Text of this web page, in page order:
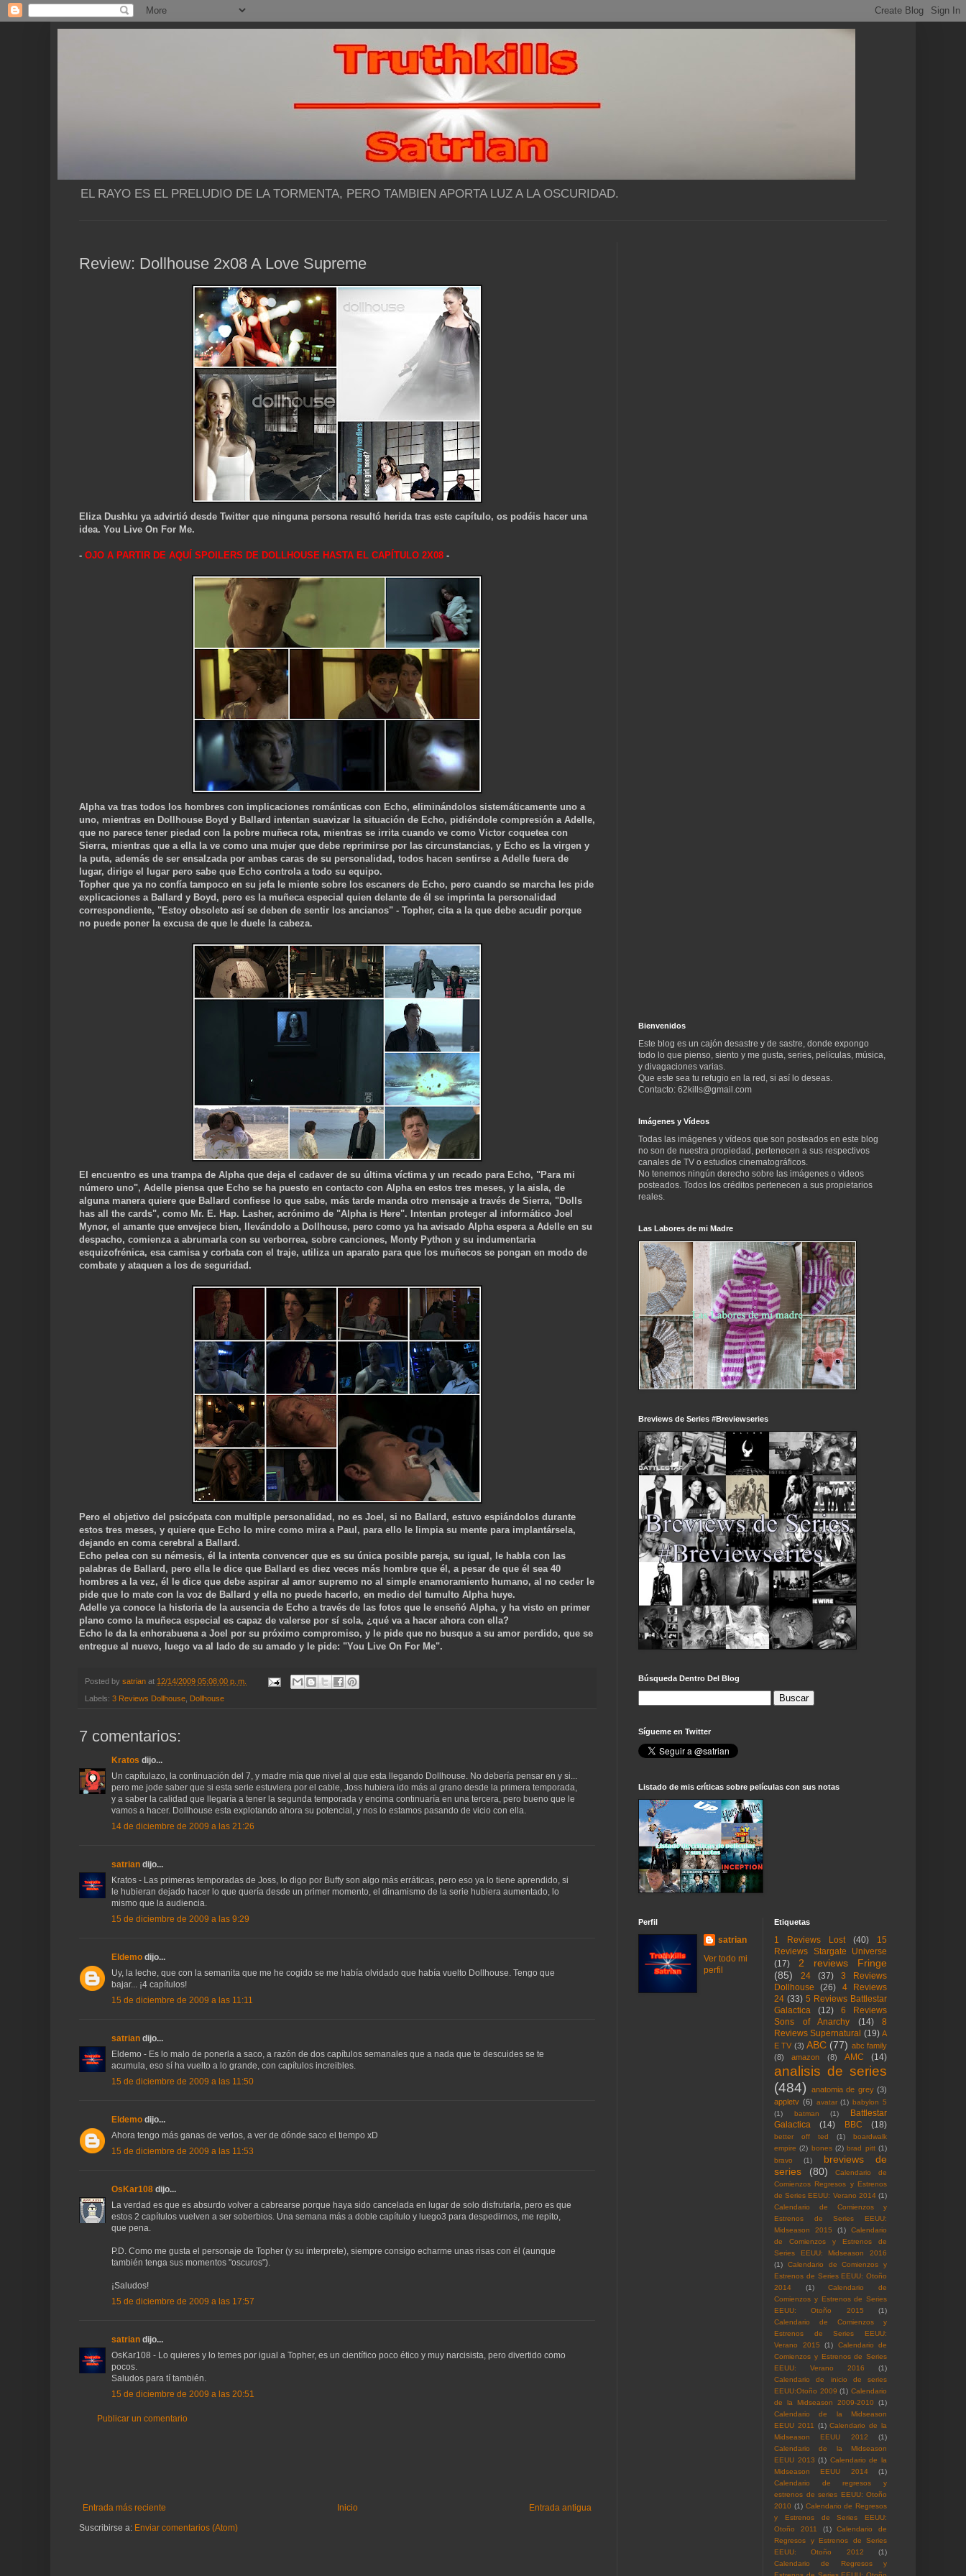
EL RAYO ES EL PRELUDIO DE LA TORMENTA, PERO TAMBIEN APORTA LUZ A LA OSCURIDAD.
Review: Dollhouse 2x08 A Love Supreme
Eliza Dushku ya advirtió desde Twitter que ninguna persona resultó herida tras este capítulo, os podéis hacer una
idea. You Live On For Me.
- OJO A PARTIR DE AQUÍ SPOILERS DE DOLLHOUSE HASTA EL CAPÍTULO 2X08 -
Alpha va tras todos los hombres con implicaciones románticas con Echo, eliminándolos sistemáticamente uno a
uno, mientras en Dollhouse Boyd y Ballard intentan suavizar la situación de Echo, pidiéndole compresión a Adelle,
que no parece tener piedad con la pobre muñeca rota, mientras se irrita cuando ve como Victor coquetea con
Sierra, mientras que a ella la ve como una mujer que debe reprimirse por las circunstancias, y Echo es la virgen y
la puta, además de ser ensalzada por ambas caras de su personalidad, todos hacen sentirse a Adelle fuera de
lugar, dirige el lugar pero sabe que Echo controla a todo su equipo.
Topher que ya no confía tampoco en su jefa le miente sobre los escaners de Echo, pero cuando se marcha les pide
explicaciones a Ballard y Boyd, pero es la muñeca especial quien delante de él se imprinta la personalidad
correspondiente, "Estoy obsoleto así se deben de sentir los ancianos" - Topher, cita a la que debe acudir porque
no puede poner la excusa de que le duele la cabeza.
El encuentro es una trampa de Alpha que deja el cadaver de su última víctima y un recado para Echo, "Para mi
número uno", Adelle piensa que Echo se ha puesto en contacto con Alpha en estos tres meses, y la aisla, de
alguna manera quiere que Ballard confiese lo que sabe, más tarde manda otro mensaje a través de Sierra, "Dolls
has all the cards", como Mr. E. Hap. Lasher, acrónimo de "Alpha is Here". Intentan proteger al informático Joel
Mynor, el amante que envejece bien, llevándolo a Dollhouse, pero como ya ha avisado Alpha espera a Adelle en su
despacho, comienza a abrumarla con su verborrea, sobre canciones, Monty Python y su indumentaria
esquizofrénica, esa camisa y corbata con el traje, utiliza un aparato para que los muñecos se pongan en modo de
combate y ataquen a los de seguridad.
Pero el objetivo del psicópata con multiple personalidad, no es Joel, si no Ballard, estuvo espiándolos durante
estos tres meses, y quiere que Echo lo mire como mira a Paul, para ello le limpia su mente para implantársela,
dejando en coma cerebral a Ballard.
Echo pelea con su némesis, él la intenta convencer que es su única posible pareja, su igual, le habla con las
palabras de Ballard, pero ella le dice que Ballard es diez veces más hombre que él, a pesar de que él sea 40
hombres a la vez, él le dice que debe aspirar al amor supremo no al simple enamoramiento humano, al no ceder le
pide que lo mate con la voz de Ballard y ella no puede hacerlo, en medio del tumulto Alpha huye.
Adelle ya conoce la historia de la ausencia de Echo a través de las fotos que le enseñó Alpha, y ha visto en primer
plano como la muñeca especial es capaz de valerse por sí sola, ¿qué va a hacer ahora con ella?
Echo le da la enhorabuena a Joel por su próximo compromiso, y le pide que no busque a su amor perdido, que se
entregue al nuevo, luego va al lado de su amado y le pide: "You Live On For Me".
Posted by satrian at 12/14/2009 05:08:00 p. m.
Labels: 3 Reviews Dollhouse, Dollhouse
7 comentarios:
Kratos dijo...
Un capítulazo, la continuación del 7, y madre mía que nivel al que esta llegando Dollhouse. No debería pensar en y si...
pero me jode saber que si esta serie estuviera por el cable, Joss hubiera ido más al grano desde la primera temporada,
y a saber la calidad que llegaría a tener la segunda temporada y encima continuaría en una tercera, pero bueno que le
vamos a hacer. Dollhouse esta explotando ahora su potencial, y nos lo estamos pasando de vicio con ella.
14 de diciembre de 2009 a las 21:26
satrian dijo...
Kratos - Las primeras temporadas de Joss, lo digo por Buffy son algo más erráticas, pero eso ya lo tiene aprendido, si
le hubieran dejado hacer lo que quería desde un primer momento, el dinamismo de la serie hubiera aumentado, lo
mismo que la audiencia.
15 de diciembre de 2009 a las 9:29
Eldemo dijo...
Uy, la leche, que con la semanita que me he cogido se me había olvidado que había vuelto Dollhouse. Tengo que
bajar... ¡4 capítulos!
15 de diciembre de 2009 a las 11:11
satrian dijo...
Eldemo - Es lo malo de ponerla a saco, a razón de dos capítulos semanales que a nada que te descuides se te
acumula, eso sí ha vuelto a lo grande, con capítulos increibles.
15 de diciembre de 2009 a las 11:50
Eldemo dijo...
Ahora tengo más ganas de verlos, a ver de dónde saco el tiempo xD
15 de diciembre de 2009 a las 11:53
OsKar108 dijo...
La verdad es que es absurdo volver a cabrearse porque haya sido cancelada en lugar de solo disfrutarla, pero es que
estos 2 capítulos vuelven a ser soberbios. Una semana más a doble capítulo y luego3 para despedirnos, me repito,
que pena.
P.D. Como me gusta el personaje de Topher (y su interprete), siempre consigo echarme unas risas con él (aunque
también tenga sus momentos "oscuros").
¡Saludos!
15 de diciembre de 2009 a las 17:57
satrian dijo...
OsKar108 - Lo quieres y lo temes por igual a Topher, es un científico poco ético y muy narcisista, pero divertido como
pocos.
Saludos para tí también.
15 de diciembre de 2009 a las 20:51
Publicar un comentario
Entrada más reciente Entrada antigua
Inicio
Suscribirse a: Enviar comentarios (Atom)
Bienvenidos
Este blog es un cajón desastre y de sastre, donde expongo
todo lo que pienso, siento y me gusta, series, películas, música,
y divagaciones varias.
Que este sea tu refugio en la red, si así lo deseas.
Contacto: 62kills@gmail.com
Imágenes y Vídeos
Todas las imágenes y vídeos que son posteados en este blog
no son de nuestra propiedad, pertenecen a sus respectivos
canales de TV o estudios cinematográficos.
No tenemos ningún derecho sobre las imágenes o videos
posteados. Todos los créditos pertenecen a sus propietarios
reales.
Las Labores de mi Madre
Breviews de Series #Breviewseries
Búsqueda Dentro Del Blog
Sígueme en Twitter
Listado de mis críticas sobre películas con sus notas
Perfil
satrian
Ver todo mi
perfil
Etiquetas
1 Reviews Lost (40)
15
Reviews Stargate Universe
(17)
2 reviews Fringe
(85)
24 (37)
3 Reviews
Dollhouse
(26)
4 Reviews
24 (33) 5 Reviews Battlestar
Galactica
(12)
6 Reviews
Sons of Anarchy
(14)
8
Reviews Supernatural (19) A
E TV (3) ABC (77) abc family
(8)
amazon (8) AMC (14)
analisis de series
(484)
anatomia de grey (3)
appletv (6) avatar (1) babylon 5
(1)
batman (1)
Battlestar
Galactica
(14) BBC (18)
better off ted (1)
boardwalk
empire (2) bones (2) brad pitt (1)
bravo
(1)
breviews de
series
(80)
Calendario de
Comienzos Regresos y Estrenos
de Series EEUU: Verano 2014 (1)
Calendario de Comienzos y
Estrenos de Series EEUU:
Midseason 2015
(1)
Calendario
de Comienzos y Estrenos de
Series EEUU: Midseason 2016
(1)
Calendario de Comienzos y
Estrenos de Series EEUU: Otoño
2014
(1)
Calendario de
Comienzos y Estrenos de Series
EEUU: Otoño 2015
(1)
Calendario de Comienzos y
Estrenos de Series EEUU:
Verano 2015
(1)
Calendario de
Comienzos y Estrenos de Series
EEUU: Verano 2016
(1)
Calendario de inicio de series
EEUU:Otoño 2009 (1) Calendario
de la Midseason 2009-2010
(1)
Calendario de la Midseason
EEUU 2011 (1) Calendario de la
Midseason EEUU 2012
(1)
Calendario de la Midseason
EEUU 2013 (1) Calendario de la
Midseason EEUU 2014
(1)
Calendario de regresos y
estrenos de series EEUU: Otoño
2010 (1) Calendario de Regresos
y Estrenos de Series EEUU:
Otoño 2011
(1)
Calendario de
Regresos y Estrenos de Series
EEUU: Otoño 2012
(1)
Calendario de Regresos y